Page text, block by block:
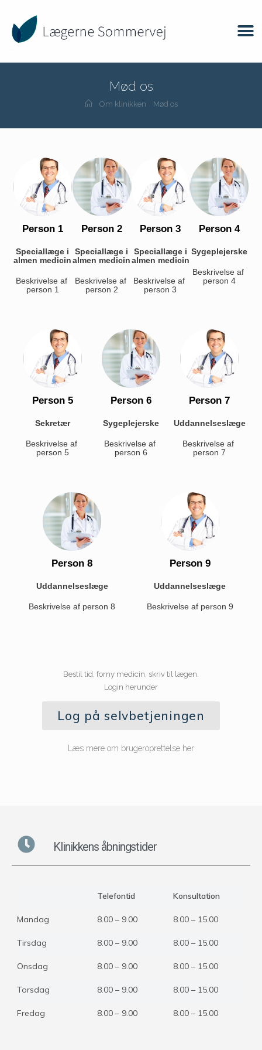
Mød os
Om klinikken Mød os
Person 1
Speciallæge i
almen medicin
Beskrivelse af
person 1
Person 2
Speciallæge i
almen medicin
Beskrivelse af
person 2
Person 3
Speciallæge i
almen medicin
Beskrivelse af
person 3
Person 4
Sygeplejerske
Beskrivelse af
person 4
Person 5
Sekretær
Beskrivelse af
person 5
Person 6
Sygeplejerske
Beskrivelse af
person 6
Person 7
Uddannelseslæge
Beskrivelse af
person 7
Person 8
Uddannelseslæge
Beskrivelse af person 8
Person 9
Uddannelseslæge
Beskrivelse af person 9
Bestil tid, forny medicin, skriv til lægen.
Login herunder
Log på selvbetjeningen
Læs mere om brugeroprettelse her
Klinikkens åbningstider
Telefontid Konsultation
Mandag 8.00 – 9.00 8.00 – 15.00
Tirsdag 8.00 – 9.00 8.00 – 15.00
Onsdag 8.00 – 9.00 8.00 – 15.00
Torsdag 8.00 – 9.00 8.00 – 15.00
Fredag 8.00 – 9.00 8.00 – 15.00